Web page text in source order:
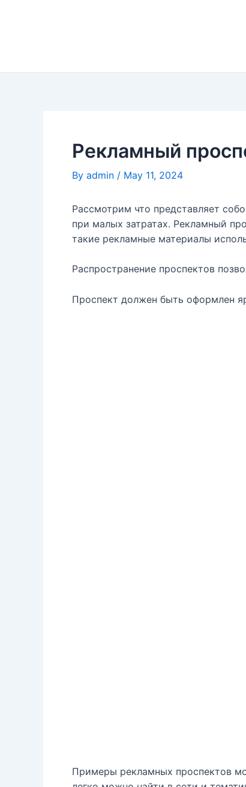
Рекламный
By admin / May 11, 2024
Рассмотрим что представляет
при малых затратах. Рекламный
такие рекламные материалы
Распространение проспектов
Проспект должен быть оформлен
Примеры рекламных проспектов